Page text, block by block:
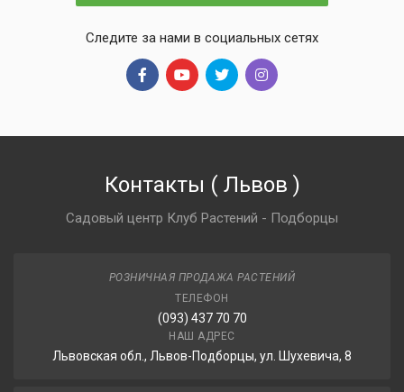
Следите за нами в социальных сетях
Контакты ( Львов )
Садовый центр Клуб Растений - Подборцы
РОЗНИЧНАЯ ПРОДАЖА РАСТЕНИЙ
ТЕЛЕФОН
(093) 437 70 70
НАШ АДРЕС
Львовская обл., Львов-Подборцы, ул. Шухевича, 8